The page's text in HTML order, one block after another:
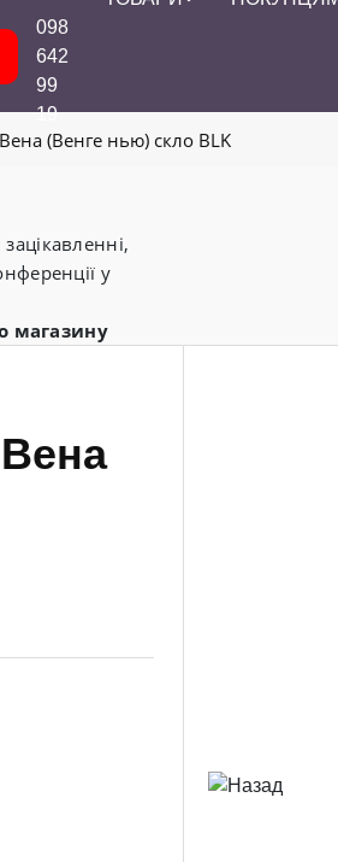
098
642
99
19
(Венге нью) скло BLK
у
магазину